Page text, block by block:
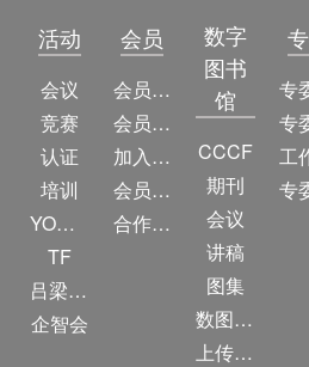
活动
会议
竞赛
认证
培训
YOCSEF
TF
吕梁振兴
企智会
会员
会员简介
会员权益
加入CCF
会员交费
合作伙伴
数字
图书
馆
CCCF
期刊
会议
讲稿
图集
数图编审委员会
上传/发布作品